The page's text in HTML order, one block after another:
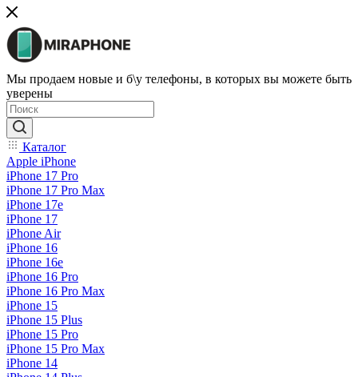
Мы продаем новые и б\у телефоны, в которых вы можете быть
уверены
Каталог
Apple iPhone
iPhone 17 Pro
iPhone 17 Pro Max
iPhone 17e
iPhone 17
iPhone Air
iPhone 16
iPhone 16e
iPhone 16 Pro
iPhone 16 Pro Max
iPhone 15
iPhone 15 Plus
iPhone 15 Pro
iPhone 15 Pro Max
iPhone 14